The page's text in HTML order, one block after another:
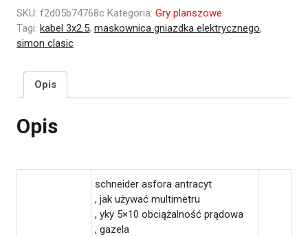
SKU: f2d05b74768c Kategoria: Gry planszowe
Tagi: kabel 3x2.5, maskownica gniazdka elektrycznego,
simon clasic
Opis
Opis
schneider asfora antracyt
, jak używać multimetru
, yky 5×10 obciążalność prądowa
, gazela